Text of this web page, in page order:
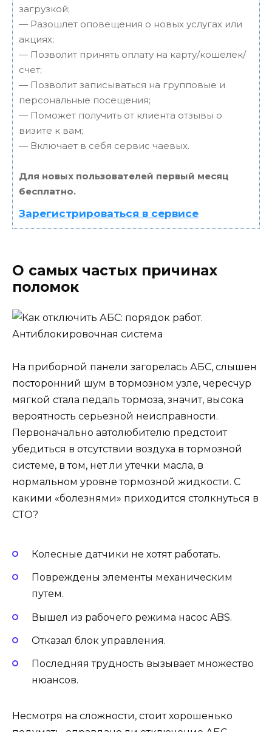
загрузкой;
— Разошлет оповещения о новых услугах или
акциях;
— Позволит принять оплату на карту/кошелек/
счет;
— Позволит записываться на групповые и
персональные посещения;
— Поможет получить от клиента отзывы о
визите к вам;
— Включает в себя сервис чаевых.
Для новых пользователей первый месяц
бесплатно.
Зарегистрироваться в сервисе
О самых частых причинах
поломок
На приборной панели загорелась АБС, слышен
посторонний шум в тормозном узле, чересчур
мягкой стала педаль тормоза, значит, высока
вероятность серьезной неисправности.
Первоначально автолюбителю предстоит
убедиться в отсутствии воздуха в тормозной
системе, в том, нет ли утечки масла, в
нормальном уровне тормозной жидкости. С
какими «болезнями» приходится столкнуться в
СТО?
Колесные датчики не хотят работать.
Повреждены элементы механическим
путем.
Вышел из рабочего режима насос ABS.
Отказал блок управления.
Последняя трудность вызывает множество
нюансов.
Несмотря на сложности, стоит хорошенько